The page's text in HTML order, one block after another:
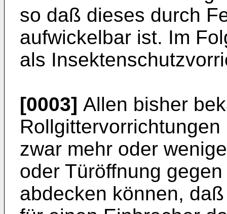
so daß dieses durch
aufwickelbar ist. Im
als
[0003] Allen bisher
zwar mehr oder
oder Türöffnung
abdecken können,